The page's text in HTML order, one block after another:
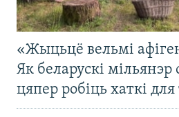
«Жыцьцё вельмі
Як беларускі мільянэр
цяпер робіць хаткі